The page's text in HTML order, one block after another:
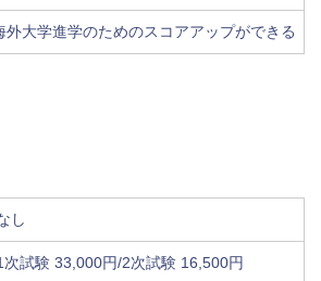
外大学進学のためのスコアアップができる
し
次試験 33,000円/2次試験 16,500円